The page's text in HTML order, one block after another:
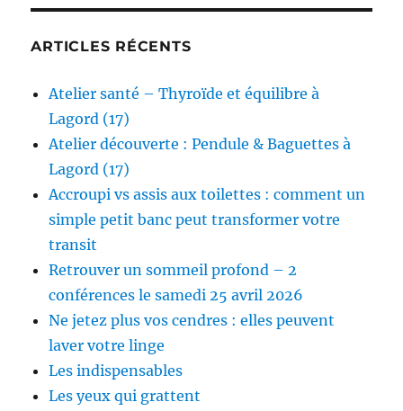
ARTICLES RÉCENTS
Atelier santé – Thyroïde et équilibre à
Lagord (17)
Atelier découverte : Pendule & Baguettes à
Lagord (17)
Accroupi vs assis aux toilettes : comment un
simple petit banc peut transformer votre
transit
Retrouver un sommeil profond – 2
conférences le samedi 25 avril 2026
Ne jetez plus vos cendres : elles peuvent
laver votre linge
Les indispensables
Les yeux qui grattent